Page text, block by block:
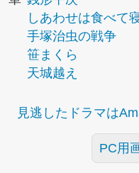
しあわせは食べて
手塚治虫の戦争
笹まくら
天城越え
見逃したドラマは
PC用